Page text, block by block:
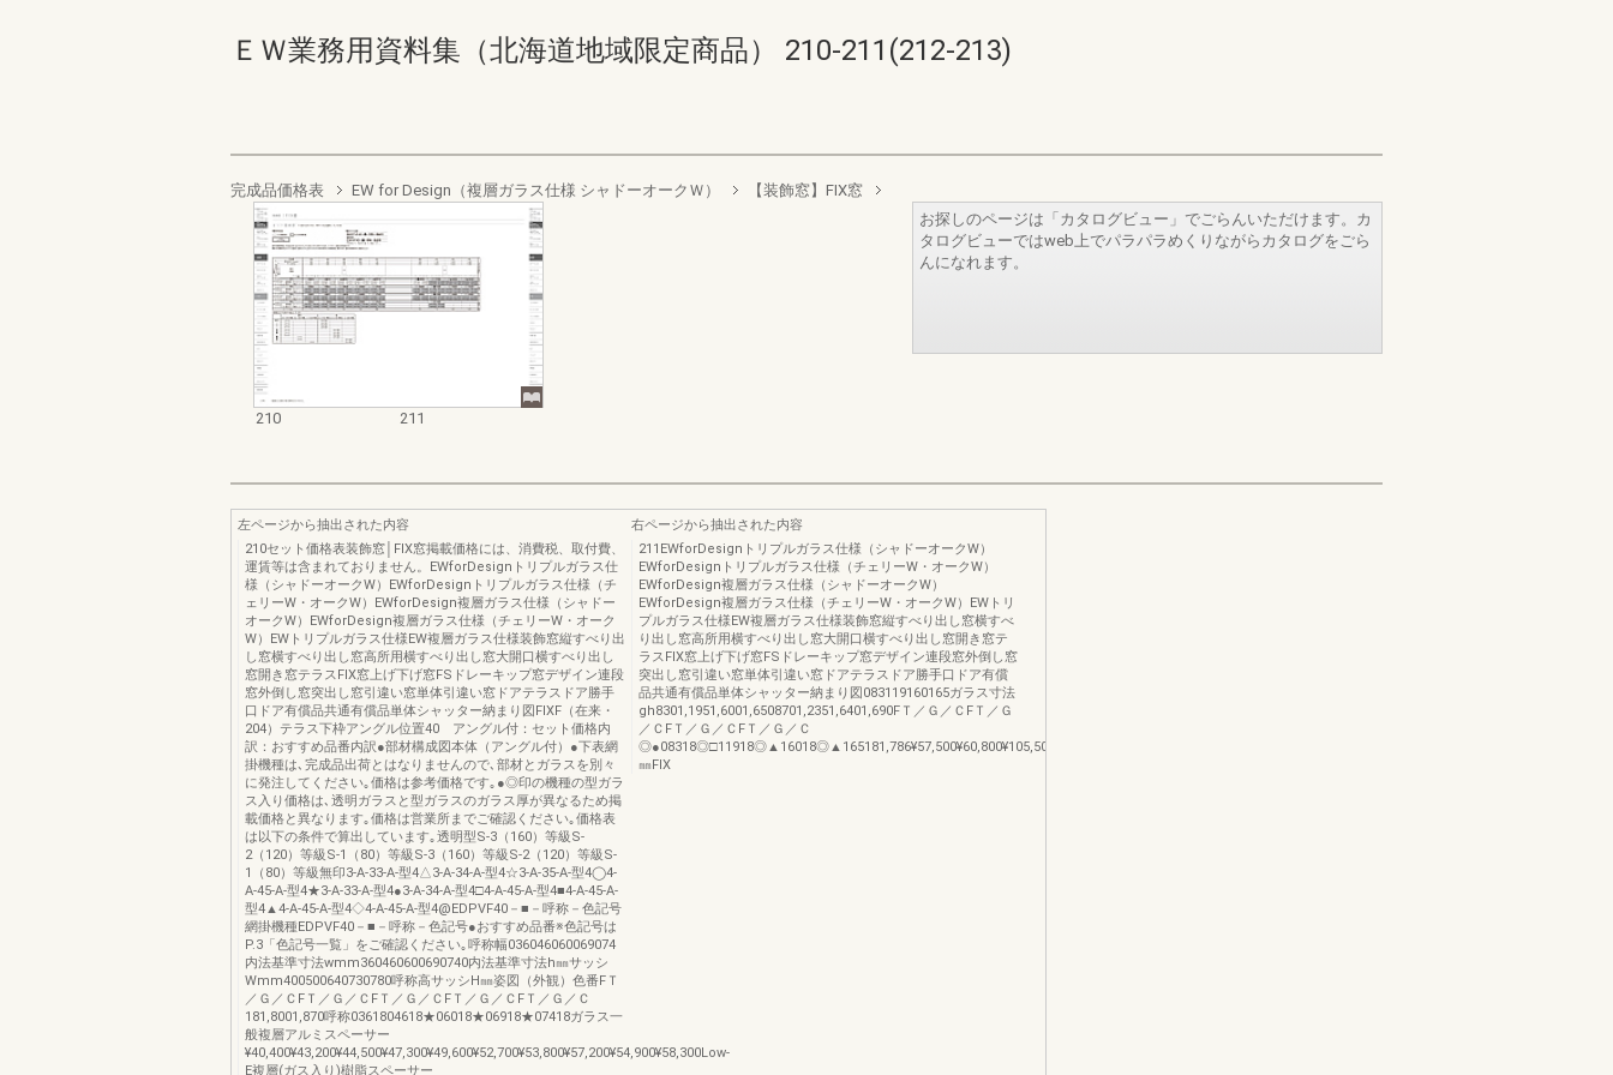
ＥＷ業務用資料集（北海道地域限定商品） 210-211(212-213)
完成品価格表 EW for Design（複層ガラス仕様 シャドーオークＷ） 【装飾窓】FIX窓
210 211
お探しのページは「カタログビュー」でごらんいただけます。カ
タログビューではweb上でパラパラめくりながらカタログをごら
んになれます。
左ページから抽出された内容
210セット価格表装飾窓│FIX窓掲載価格には、消費税、取付費、
運賃等は含まれておりません。EWforDesignトリプルガラス仕
様（シャドーオークW）EWforDesignトリプルガラス仕様（チ
ェリーW・オークW）EWforDesign複層ガラス仕様（シャドー
オークW）EWforDesign複層ガラス仕様（チェリーW・オーク
W）EWトリプルガラス仕様EW複層ガラス仕様装飾窓縦すべり出
し窓横すべり出し窓高所用横すべり出し窓大開口横すべり出し
窓開き窓テラスFIX窓上げ下げ窓FSドレーキップ窓デザイン連段
窓外倒し窓突出し窓引違い窓単体引違い窓ドアテラスドア勝手
口ドア有償品共通有償品単体シャッター納まり図FIXF（在来・
204）テラス下枠アングル位置40 アングル付：セット価格内
訳：おすすめ品番内訳●部材構成図本体（アングル付）●下表網
掛機種は､完成品出荷とはなりませんので､部材とガラスを別々
に発注してください｡価格は参考価格です｡●◎印の機種の型ガラ
ス入り価格は､透明ガラスと型ガラスのガラス厚が異なるため掲
載価格と異なります｡価格は営業所までご確認ください｡価格表
は以下の条件で算出しています｡透明型S-3（160）等級S-
2（120）等級S-1（80）等級S-3（160）等級S-2（120）等級S-
1（80）等級無印3-A-33-A-型4△3-A-34-A-型4☆3-A-35-A-型4◯4-
A-45-A-型4★3-A-33-A-型4●3-A-34-A-型4□4-A-45-A-型4■4-A-45-A-
型4▲4-A-45-A-型4◇4-A-45-A-型4@EDPVF40－■－呼称－色記号
網掛機種EDPVF40－■－呼称－色記号●おすすめ品番※色記号は
P.3「色記号一覧」をご確認ください｡呼称幅036046060069074
内法基準寸法wmm360460600690740内法基準寸法h㎜サッシ
Wmm400500640730780呼称高サッシH㎜姿図（外観）色番FＴ
／Ｇ／ＣFＴ／Ｇ／ＣFＴ／Ｇ／ＣFＴ／Ｇ／ＣFＴ／Ｇ／Ｃ
181,8001,870呼称0361804618★06018★06918★07418ガラス一
般複層アルミスペーサー
¥40,400¥43,200¥44,500¥47,300¥49,600¥52,700¥53,800¥57,200¥54,900¥58,300Low-
E複層(ガス入り)樹脂スペーサー
右ページから抽出された内容
211EWforDesignトリプルガラス仕様（シャドーオークW）
EWforDesignトリプルガラス仕様（チェリーW・オークW）
EWforDesign複層ガラス仕様（シャドーオークW）
EWforDesign複層ガラス仕様（チェリーW・オークW）EWトリ
プルガラス仕様EW複層ガラス仕様装飾窓縦すべり出し窓横すべ
り出し窓高所用横すべり出し窓大開口横すべり出し窓開き窓テ
ラスFIX窓上げ下げ窓FSドレーキップ窓デザイン連段窓外倒し窓
突出し窓引違い窓単体引違い窓ドアテラスドア勝手口ドア有償
品共通有償品単体シャッター納まり図083119160165ガラス寸法
gh8301,1951,6001,6508701,2351,6401,690FＴ／Ｇ／ＣFＴ／Ｇ
／ＣFＴ／Ｇ／ＣFＴ／Ｇ／Ｃ
㎜FIX